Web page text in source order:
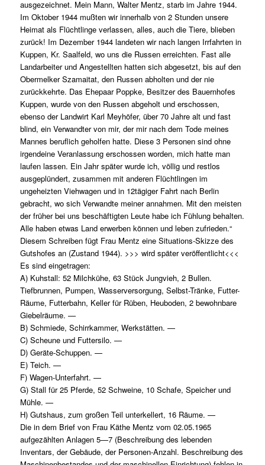
ausgezeichnet. Mein Mann, Walter Mentz, starb im Jahre 1944.
Im Oktober 1944 mußten wir innerhalb von 2 Stunden unsere
Heimat als Flüchtlinge verlassen, alles, auch die Tiere, blieben
zurück! Im Dezember 1944 landeten wir nach langen Irrfahrten in
Kuppen, Kr. Saalfeld, wo uns die Russen erreichten. Fast alle
Landarbeiter und Angestellten hatten sich abgesetzt, bis auf den
Obermelker Szamaitat, den Russen abholten und der nie
zurückkehrte. Das Ehepaar Poppke, Besitzer des Bauernhofes
Kuppen, wurde von den Russen abgeholt und erschossen,
ebenso der Landwirt Karl Meyhöfer, über 70 Jahre alt und fast
blind, ein Verwandter von mir, der mir nach dem Tode meines
Mannes beruflich geholfen hatte. Diese 3 Personen sind ohne
irgendeine Veranlassung erschossen worden, mich hatte man
laufen lassen. Ein Jahr später wurde ich, völlig und restlos
ausgeplündert, zusammen mit anderen Flüchtlingen im
ungeheizten Viehwagen und in 12tägiger Fahrt nach Berlin
gebracht, wo sich Verwandte meiner annahmen. Mit den meisten
der früher bei uns beschäftigten Leute habe ich Fühlung behalten.
Alle haben etwas Land erwerben können und leben zufrieden.“
Diesem Schreiben fügt Frau Mentz eine Situations-Skizze des
Gutshofes an (Zustand 1944). >>> wird später veröffentlicht<<<
Es sind eingetragen:
A) Kuhstall: 52 Milchkühe, 63 Stück Jungvieh, 2 Bullen.
Tiefbrunnen, Pumpen, Wasserversorgung, Selbst-Tränke, Futter-
Räume, Futterbahn, Keller für Rüben, Heuboden, 2 bewohnbare
Giebelräume. —
B) Schmiede, Schirrkammer, Werkstätten. —
C) Scheune und Futtersilo. —
D) Geräte-Schuppen. —
E) Teich. —
F) Wagen-Unterfahrt. —
G) Stall für 25 Pferde, 52 Schweine, 10 Schafe, Speicher und
Mühle. —
H) Gutshaus, zum großen Teil unterkellert, 16 Räume. —
Die in dem Brief von Frau Käthe Mentz vom 02.05.1965
aufgezählten Anlagen 5—7 (Beschreibung des lebenden
Inventars, der Gebäude, der Personen-Anzahl. Beschreibung des